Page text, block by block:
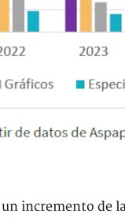
incremento de